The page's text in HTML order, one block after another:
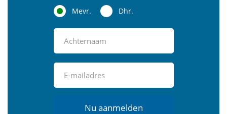
Mevr. Dhr.
Nu aanmelden